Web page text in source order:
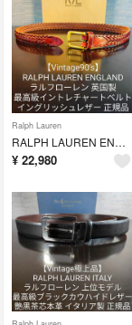
Ralph Lauren
RALPH LAUREN ENGLAND 最高級極厚イントレチャートドレスベルト
¥ 22,980